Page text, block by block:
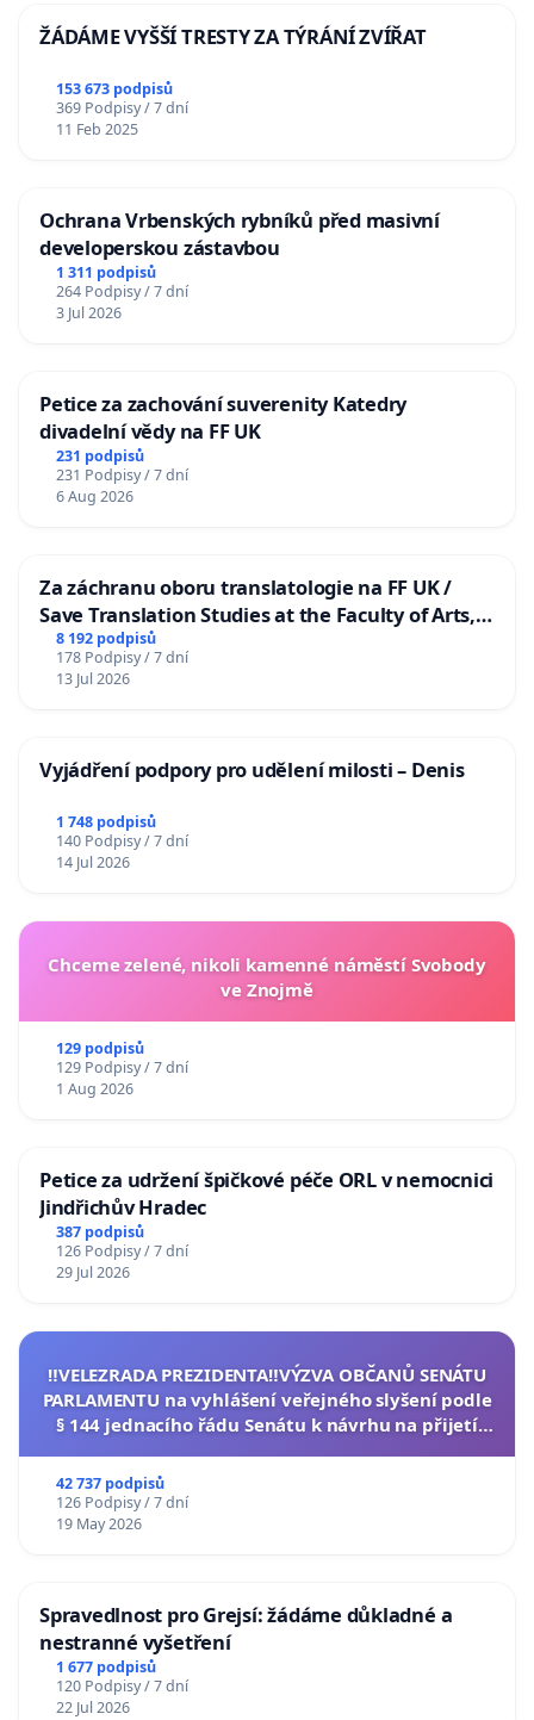
ŽÁDÁME VYŠŠÍ TRESTY ZA TÝRÁNÍ ZVÍŘAT
153 673 podpisů
369 Podpisy / 7 dní
11 Feb 2025
Ochrana Vrbenských rybníků před masivní
developerskou zástavbou
1 311 podpisů
264 Podpisy / 7 dní
3 Jul 2026
Petice za zachování suverenity Katedry
divadelní vědy na FF UK
231 podpisů
231 Podpisy / 7 dní
6 Aug 2026
Za záchranu oboru translatologie na FF UK /
Save Translation Studies at the Faculty of Arts,
Charles University
8 192 podpisů
178 Podpisy / 7 dní
13 Jul 2026
Vyjádření podpory pro udělení milosti – Denis
1 748 podpisů
140 Podpisy / 7 dní
14 Jul 2026
Chceme zelené, nikoli kamenné náměstí Svobody
ve Znojmě
129 podpisů
129 Podpisy / 7 dní
1 Aug 2026
Petice za udržení špičkové péče ORL v nemocnici
Jindřichův Hradec
387 podpisů
126 Podpisy / 7 dní
29 Jul 2026
‼️VELEZRADA PREZIDENTA‼️VÝZVA OBČANŮ SENÁTU
PARLAMENTU na vyhlášení veřejného slyšení podle
§ 144 jednacího řádu Senátu k návrhu na přijetí
42 737 podpisů
126 Podpisy / 7 dní
19 May 2026
Spravedlnost pro Grejsí: žádáme důkladné a
nestranné vyšetření
1 677 podpisů
120 Podpisy / 7 dní
22 Jul 2026